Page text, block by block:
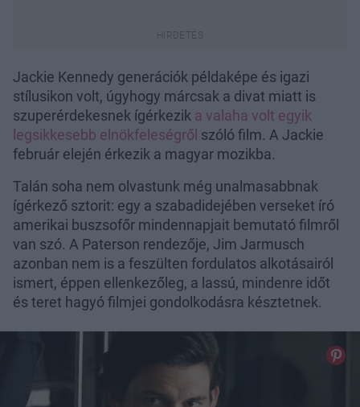
Jackie Kennedy generációk példaképe és igazi
stílusikon volt, úgyhogy márcsak a divat miatt is
szuperérdekesnek ígérkezik a valaha volt egyik
legsikkesebb elnökfeleségről szóló film. A Jackie
február elején érkezik a magyar mozikba.
Talán soha nem olvastunk még unalmasabbnak
ígérkező sztorit: egy a szabadidejében verseket író
amerikai buszsofőr mindennapjait bemutató filmről
van szó. A Paterson rendezője, Jim Jarmusch
azonban nem is a feszülten fordulatos alkotásairól
ismert, éppen ellenkezőleg, a lassú, mindenre időt
és teret hagyó filmjei gondolkodásra késztetnek.